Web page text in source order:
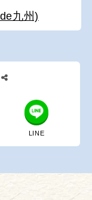
九州)
LINE